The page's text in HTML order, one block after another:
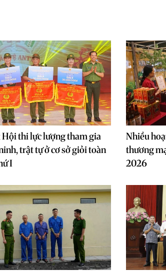
Hội thi lực lượng tham gia
trật tự ở cơ sở giỏi toàn
I
Nhiều
thương
2026